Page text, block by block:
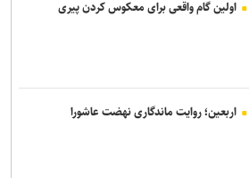
بیفوما در پرسپولیس ماندنی شد
ایری و طاهری
ایران
مورد جذب بازیکن آزاد و پنجره تیم بانوان
اولین گام واقعی برای معکوس کردن پیری
اربعین؛ روایت ماندگاری نهضت عاشورا